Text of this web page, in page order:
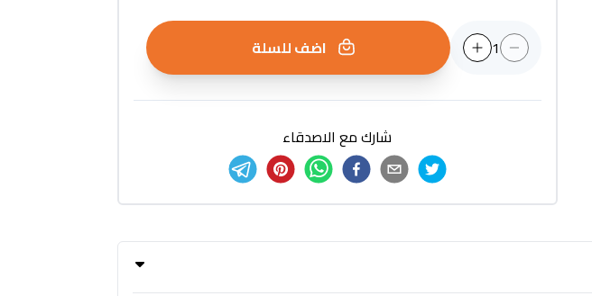
1 اضف للسلة
شارك مع الاصدقاء